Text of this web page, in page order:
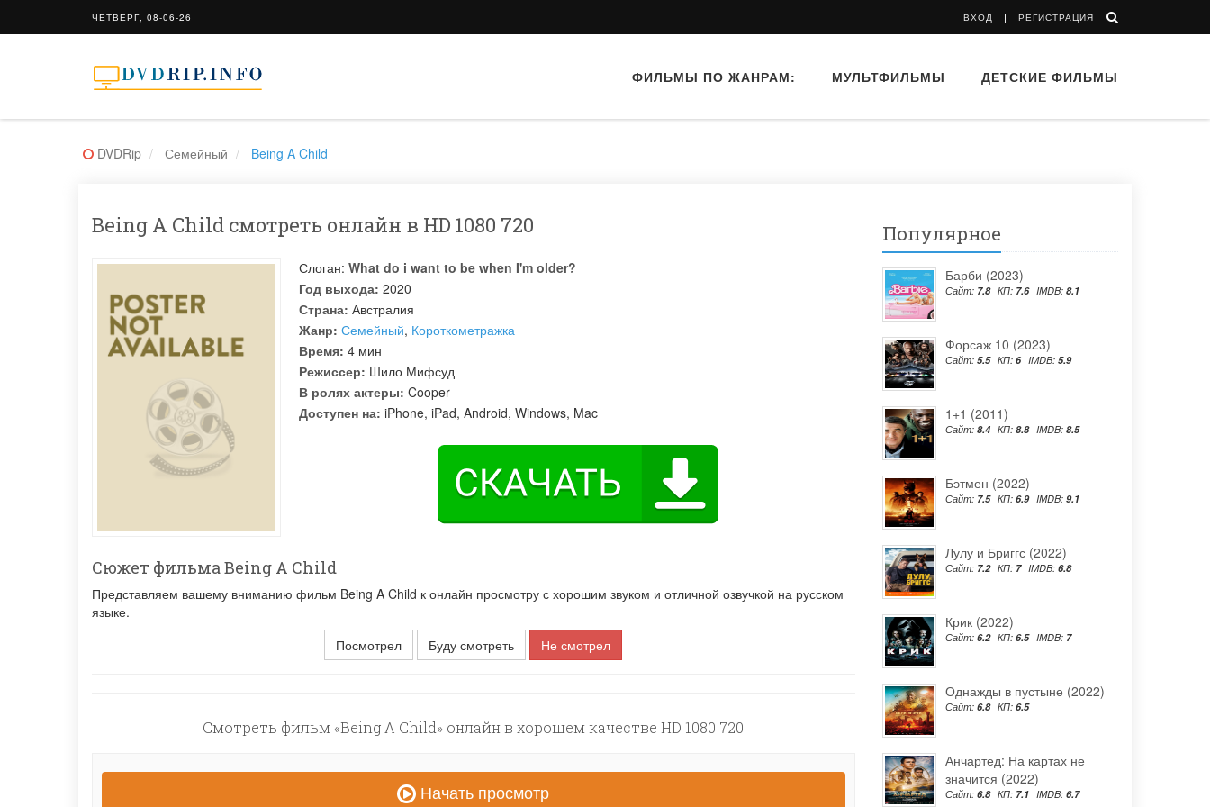
ЧЕТВЕРГ, 08-06-26 ВХОД РЕГИСТРАЦИЯ
ФИЛЬМЫ ПО ЖАНРАМ: МУЛЬТФИЛЬМЫ ДЕТСКИЕ ФИЛЬМЫ
DVDRip Семейный Being A Child
Being A Child смотреть онлайн в HD 1080 720
Слоган: What do i want to be when I'm older?
Год выхода: 2020
Страна: Австралия
Жанр: Семейный, Короткометражка
Время: 4 мин
Режиссер: Шило Мифсуд
В ролях актеры: Cooper
Доступен на: iPhone, iPad, Android, Windows, Mac
Сюжет фильма Being A Child
Представляем вашему вниманию фильм Being A Child к онлайн просмотру с хорошим звуком и отличной озвучкой на русском
языке.
Посмотрел
Буду смотреть Не смотрел
Смотреть фильм «Being A Child» онлайн в хорошем качестве HD 1080 720
Начать просмотр
Популярное
Барби (2023)
Сайт: 7.8 КП: 7.6 IMDB: 8.1
Форсаж 10 (2023)
Сайт: 5.5 КП: 6 IMDB: 5.9
1+1 (2011)
Сайт: 8.4 КП: 8.8 IMDB: 8.5
Бэтмен (2022)
Сайт: 7.5 КП: 6.9 IMDB: 9.1
Лулу и Бриггс (2022)
Сайт: 7.2 КП: 7 IMDB: 6.8
Крик (2022)
Сайт: 6.2 КП: 6.5 IMDB: 7
Однажды в пустыне (2022)
Сайт: 6.8 КП: 6.5
Анчартед: На картах не
значится (2022)
Сайт: 6.8 КП: 7.1 IMDB: 6.7